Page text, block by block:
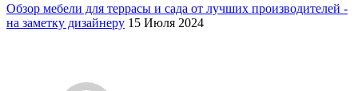
Обзор мебели для террасы и сада от лучших производителей -
на заметку дизайнеру 15 Июля 2024